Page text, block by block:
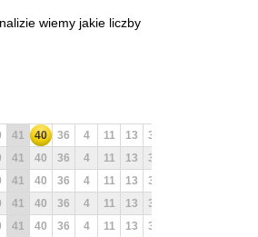
wiemy jakie liczby
41 40 36 4 11 13 32
41 40 36 4 11 13 32
41 40 36 4 11 13 32
41 40 36 4 11 13 32
41 40 36 4 11 13 32